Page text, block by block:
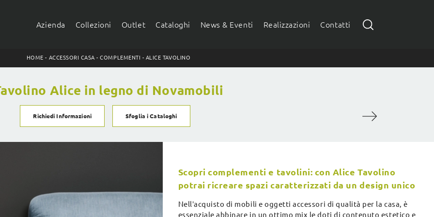
Azienda Collezioni Outlet Cataloghi News & Eventi Realizzazioni Contatti
HOME - ACCESSORI CASA -COMPLEMENTI - ALICE TAVOLINO
Alice in legno di Novamobili
Richiedi Informazioni Sfoglia i Cataloghi
Scopri complementi e tavolini: con Alice Tavolino
potrai ricreare spazi caratterizzati da un design unico
Nell’acquisto di mobili e oggetti accessori di qualità per la casa, è
essenziale abbinare in un ottimo mix le doti di contenuto estetico e